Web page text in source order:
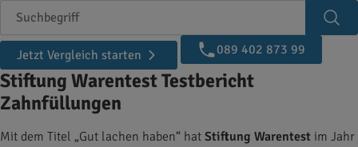
Suchbegriff
Jetzt Vergleich starten
089 402 873 99
Stiftung Warentest Testbericht
Zahnfüllungen
Mit dem Titel „Gut lachen haben“ hat Stiftung Warentest im Jahr